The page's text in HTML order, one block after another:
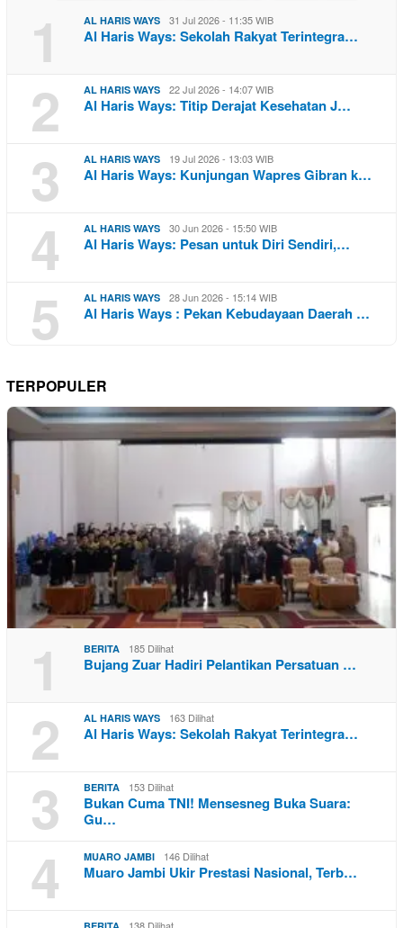
1 AL HARIS WAYS 31 Jul 2026 - 11:35 WIB
Al Haris Ways: Sekolah Rakyat Terintegra…
2 AL HARIS WAYS 22 Jul 2026 - 14:07 WIB
Al Haris Ways: Titip Derajat Kesehatan J…
3 AL HARIS WAYS 19 Jul 2026 - 13:03 WIB
Al Haris Ways: Kunjungan Wapres Gibran k…
4 AL HARIS WAYS 30 Jun 2026 - 15:50 WIB
Al Haris Ways: Pesan untuk Diri Sendiri,…
5 AL HARIS WAYS 28 Jun 2026 - 15:14 WIB
Al Haris Ways : Pekan Kebudayaan Daerah …
TERPOPULER
1 BERITA 185 Dilihat
Bujang Zuar Hadiri Pelantikan Persatuan …
2 AL HARIS WAYS 163 Dilihat
Al Haris Ways: Sekolah Rakyat Terintegra…
3 BERITA 153 Dilihat
Bukan Cuma TNI! Mensesneg Buka Suara:
Gu…
4 MUARO JAMBI 146 Dilihat
Muaro Jambi Ukir Prestasi Nasional, Terb…